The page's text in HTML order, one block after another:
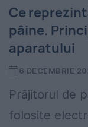
Ce
pâine.
aparatului
6 DECEMBRIE
Prăjitorul de
folosite